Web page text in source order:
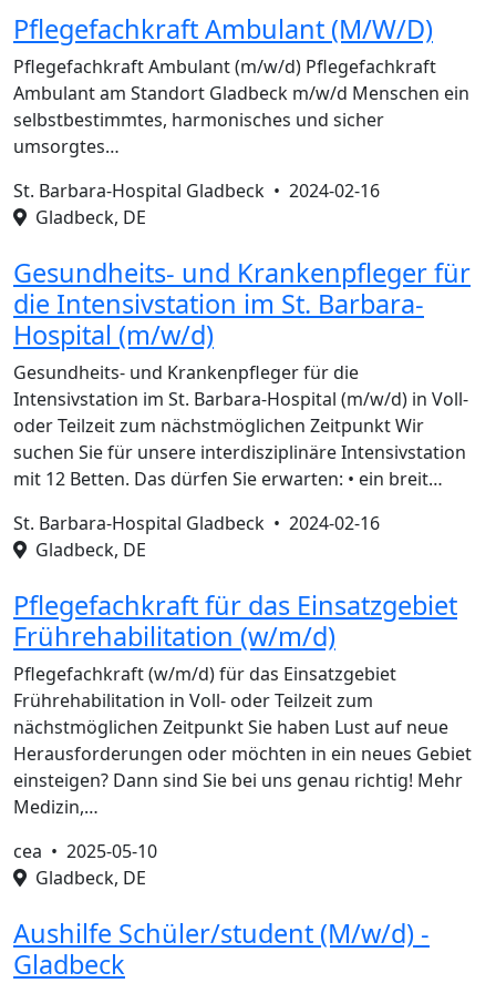
Pflegefachkraft Ambulant (M/W/D)
Pflegefachkraft Ambulant (m/w/d) Pflegefachkraft
Ambulant am Standort Gladbeck m/w/d Menschen ein
selbstbestimmtes, harmonisches und sicher
umsorgtes…
St. Barbara-Hospital Gladbeck • 2024-02-16
Gladbeck, DE
Gesundheits- und Krankenpfleger für
die Intensivstation im St. Barbara-
Hospital (m/w/d)
Gesundheits- und Krankenpfleger für die
Intensivstation im St. Barbara-Hospital (m/w/d) in Voll-
oder Teilzeit zum nächstmöglichen Zeitpunkt Wir
suchen Sie für unsere interdisziplinäre Intensivstation
mit 12 Betten. Das dürfen Sie erwarten: • ein breit…
St. Barbara-Hospital Gladbeck • 2024-02-16
Gladbeck, DE
Pflegefachkraft für das Einsatzgebiet
Frührehabilitation (w/m/d)
Pflegefachkraft (w/m/d) für das Einsatzgebiet
Frührehabilitation in Voll- oder Teilzeit zum
nächstmöglichen Zeitpunkt Sie haben Lust auf neue
Herausforderungen oder möchten in ein neues Gebiet
einsteigen? Dann sind Sie bei uns genau richtig! Mehr
Medizin,…
cea • 2025-05-10
Gladbeck, DE
Aushilfe Schüler/student (M/w/d) -
Gladbeck